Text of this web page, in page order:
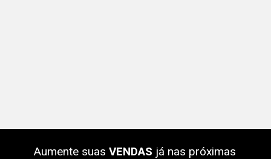
Aumente suas VENDAS já nas próximas